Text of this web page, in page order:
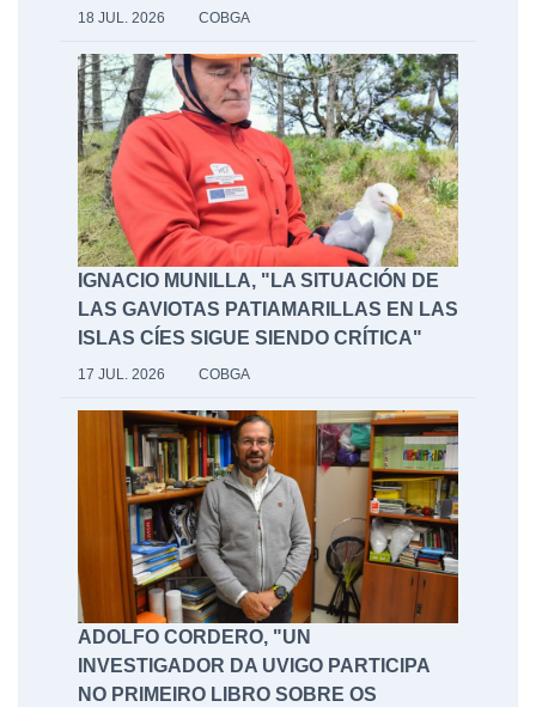
18 JUL. 2026 COBGA
IGNACIO MUNILLA, "LA SITUACIÓN DE
LAS GAVIOTAS PATIAMARILLAS EN LAS
ISLAS CÍES SIGUE SIENDO CRÍTICA"
17 JUL. 2026 COBGA
ADOLFO CORDERO, "UN
INVESTIGADOR DA UVIGO PARTICIPA
NO PRIMEIRO LIBRO SOBRE OS